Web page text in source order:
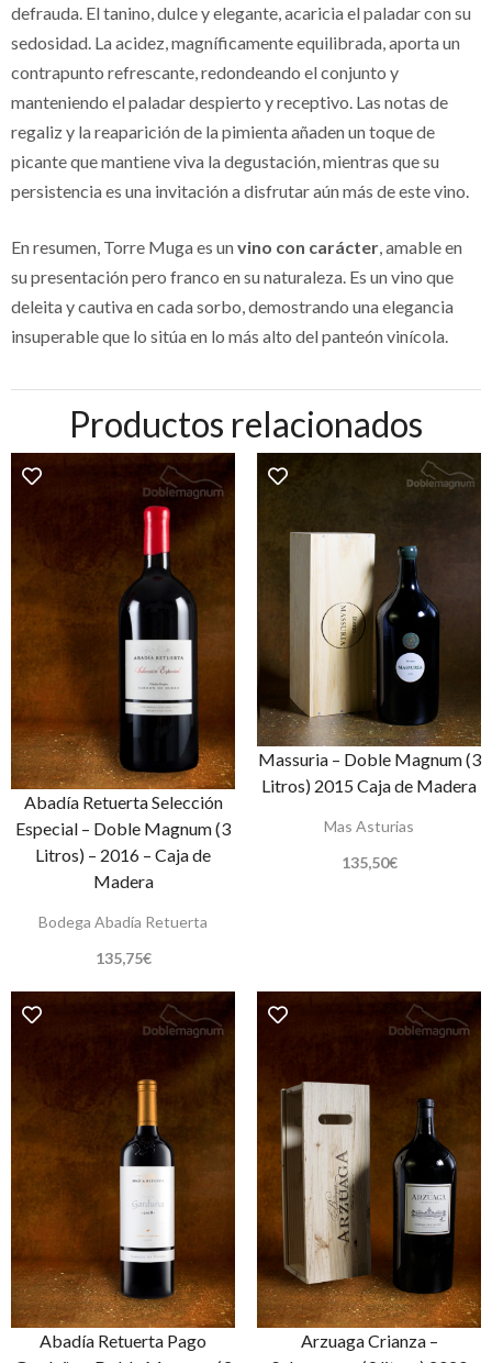
defrauda. El tanino, dulce y elegante, acaricia el paladar con su
sedosidad. La acidez, magníficamente equilibrada, aporta un
contrapunto refrescante, redondeando el conjunto y
manteniendo el paladar despierto y receptivo. Las notas de
regaliz y la reaparición de la pimienta añaden un toque de
picante que mantiene viva la degustación, mientras que su
persistencia es una invitación a disfrutar aún más de este vino.
En resumen, Torre Muga es unvino con carácter, amable en
su presentación pero franco en su naturaleza. Es un vino que
deleita y cautiva en cada sorbo, demostrando una elegancia
insuperable que lo sitúa en lo más alto del panteón vinícola.
Productos relacionados
Abadía Retuerta Selección
Especial – Doble Magnum (3
Litros) – 2016 – Caja de
Madera
Bodega Abadía Retuerta
135,75€
Massuria – Doble Magnum (3
Litros) 2015 Caja de Madera
Mas Asturias
135,50€
Abadía Retuerta Pago
Arzuaga Crianza –